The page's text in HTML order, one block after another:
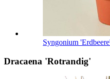
Syngonium
Dracaena 'Rotrandig'